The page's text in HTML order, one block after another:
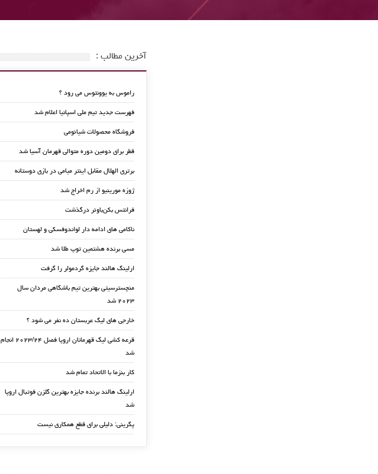
آخرین مطالب :
راموس به یوونتوس می رود ؟
فهرست جدید تیم ملی اسپانیا اعلام شد
فروشگاه محصولات شیائومی
قطر برای دومین دوره متوالی قهرمان آسیا شد
برتری الهلال مقابل اینتر میامی در بازی دوستانه
ژوزه مورینیو از رم اخراج شد
فرانتس بکن‌باوئر درگذشت
ناکامی های ادامه دار لواندوفسکی و لهستان
مسی برنده هشتمین توپ طلا شد
ارلینگ هالند جایزه گردمولر را گرفت
منچسترسیتی بهترین تیم باشگاهی مردان سال
۲۰۲۳ شد
خارجی های لیگ عربستان ده نفر می شود ؟
قرعه کشی لیگ قهرمانان اروپا فصل ۲۰۲۳/۲۴ انجام
شد
کار بنزما با الاتحاد تمام شد
ارلینگ هالند برنده جایزه بهترین گلزن فوتبال اروپا
شد
پگرینی: دلیلی برای قطع همکاری نیست